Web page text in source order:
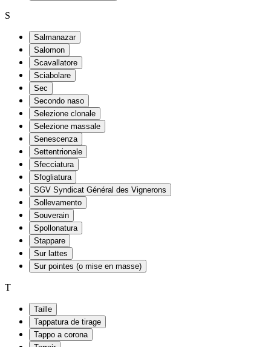
S
Salmanazar
Salomon
Scavallatore
Sciabolare
Sec
Secondo naso
Selezione clonale
Selezione massale
Senescenza
Settentrionale
Sfecciatura
Sfogliatura
SGV Syndicat Général des Vignerons
Sollevamento
Souverain
Spollonatura
Stappare
Sur lattes
Sur pointes (o mise en masse)
T
Taille
Tappatura de tirage
Tappo a corona